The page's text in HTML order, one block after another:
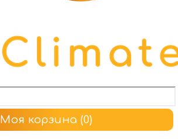
Моя корзина (0)